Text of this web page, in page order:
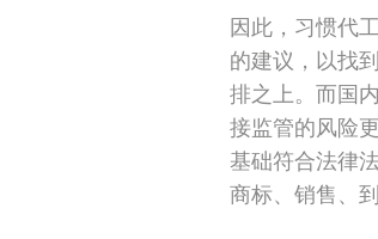
因此，习惯代
的建议，以找
排之上。而国
接监管的风险
基础符合法律
商标、销售、